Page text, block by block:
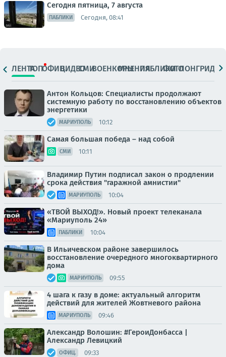
Сегодня пятница, 7 августа
ПАБЛИКИ Сегодня, 08:41
ЛЕНТАТОПОФИЦ.ВИДЕОСМИВОЕНКОРЫМНЕНИЯПАБЛИКИ
ФОТОЛОНГРИДЫ
Антон Кольцов: Специалисты продолжают
системную работу по восстановлению объектов
энергетики
МАРИУПОЛЬ 10:12
Самая большая победа – над собой
СМИ 10:11
Владимир Путин подписал закон о продлении
срока действия "гаражной амнистии"
МАРИУПОЛЬ 10:04
«ТВОЙ ВЫХОД!». Новый проект телеканала
«Мариуполь 24»
ПАБЛИКИ 10:04
В Ильичевском районе завершилось
восстановление очередного многоквартирного
дома
МАРИУПОЛЬ 09:55
4 шага к газу в доме: актуальный алгоритм
действий для жителей Жовтневого района
МАРИУПОЛЬ 09:46
Александр Волошин: #ГероиДонбасса |
Александр Левицкий
ОФИЦ. 09:33